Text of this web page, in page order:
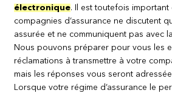
électronique. Il est toutefois
compagnies d’assurance ne discutent
assurée et ne communiquent pas avec
Nous pouvons préparer pour vous les
réclamations à transmettre à votre
mais les réponses vous seront
Lorsque votre régime d’assurance le